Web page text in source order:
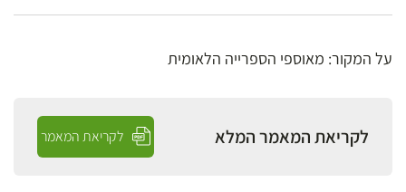
על המקור: מאוספי הספרייה הלאומית
לקריאת המאמר המלא לקריאת המאמר